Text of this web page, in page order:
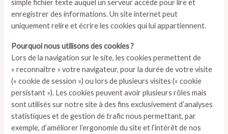
simple fichier texte auquel un serveur accède pour lire et
enregistrer des informations. Un site internet peut
uniquement relire et écrire les cookies qui lui appartiennent.
Pourquoi nous utilisons des cookies ?
Lors de la navigation sur le site, les cookies permettent de
« reconnaître » votre navigateur, pour la durée de votre visite
(« cookie de session ») ou lors de plusieurs visites (« cookie
persistant »). Les cookies peuvent avoir plusieurs rôles mais
sont utilisés sur notre site à des fins exclusivement d’analyses
statistiques et de gestion de trafic nous permettant, par
exemple, d’améliorer l’ergonomie du site et l’intérêt de nos